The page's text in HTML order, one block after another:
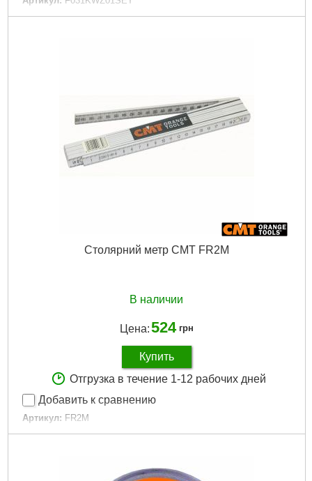
Код товара: 30.19.76
Столярний метр CMT FR2M
В наличии
Цена:524 грн
Купить
Отгрузка в течение 1-12 рабочих дней
Добавить к сравнению
Артикул: FR2M
Код товара: 30.31.88